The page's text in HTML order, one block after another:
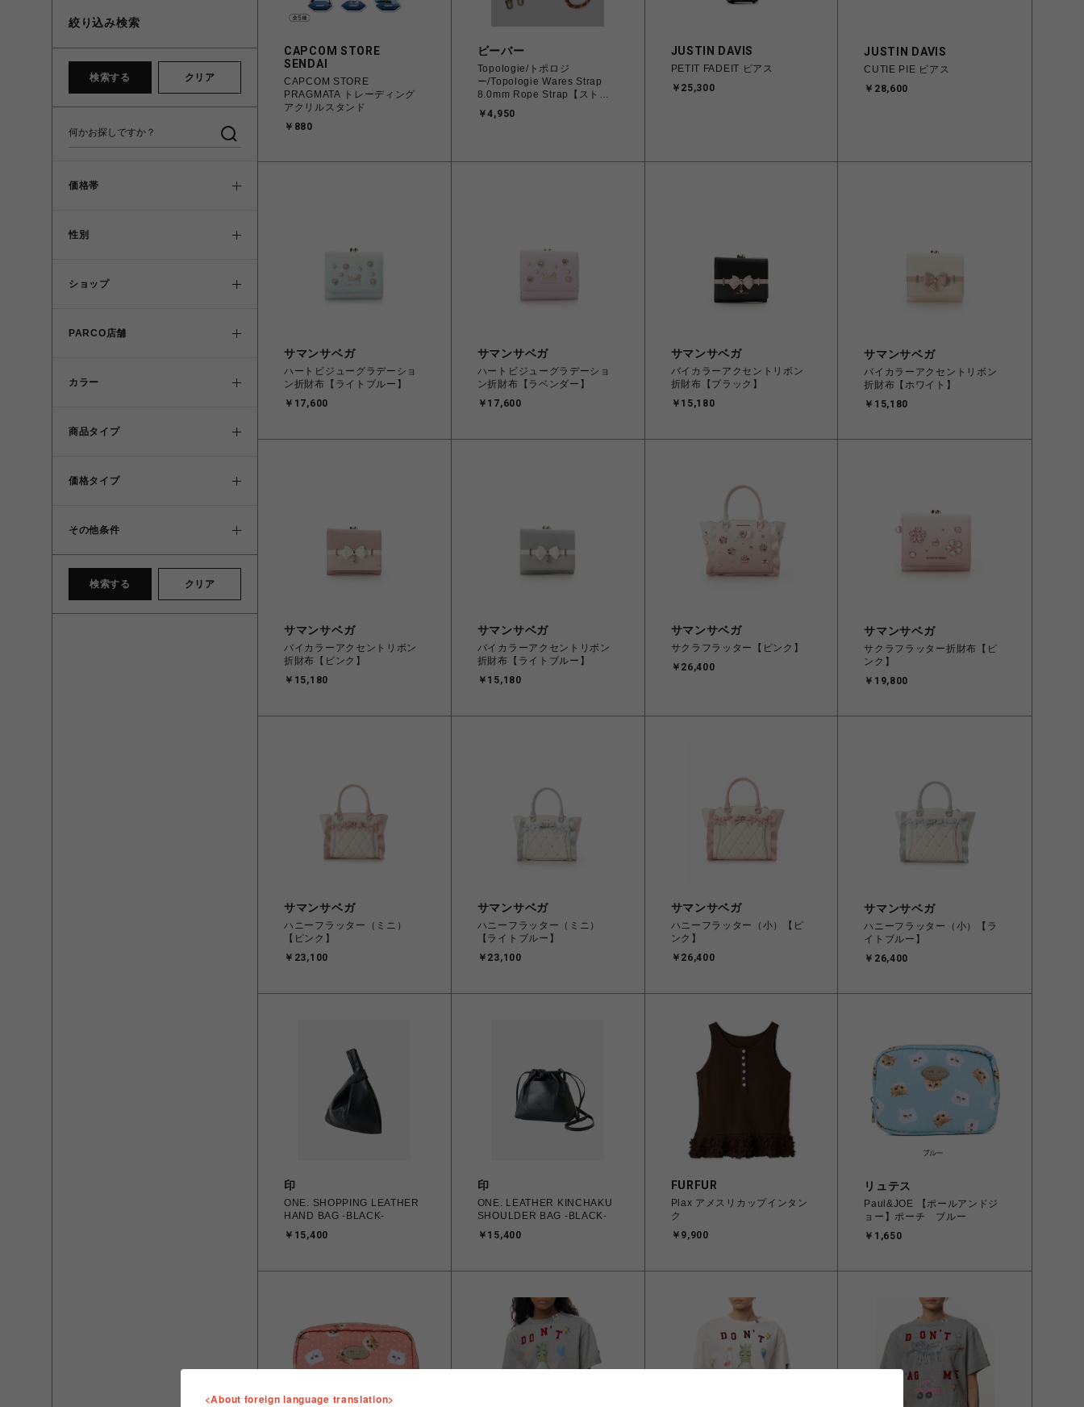
絞り込み検索
検索する クリア
価格帯
性別
ショップ
PARCO店舗
カラー
商品タイプ
価格タイプ
その他条件
検索する クリア
CAPCOM STORE
SENDAI
CAPCOM STORE
PRAGMATA トレーディング
アクリルスタンド
￥880
ビーバー
Topologie/トポロジ
ー/Topologie Wares Strap
8.0mm Rope Strap【ストラ
￥4,950
JUSTIN DAVIS
PETIT FADEIT ピアス
￥25,300
JUSTIN DAVIS
CUTIE PIE ピアス
￥28,600
サマンサベガ
ハートビジューグラデーショ
ン折財布【ライトブルー】
￥17,600
サマンサベガ
ハートビジューグラデーショ
ン折財布【ラベンダー】
￥17,600
サマンサベガ
バイカラーアクセントリボン
折財布【ブラック】
￥15,180
サマンサベガ
バイカラーアクセントリボン
折財布【ホワイト】
￥15,180
サマンサベガ
バイカラーアクセントリボン
折財布【ピンク】
￥15,180
サマンサベガ
バイカラーアクセントリボン
折財布【ライトブルー】
￥15,180
サマンサベガ
サクラフラッター【ピンク】
￥26,400
サマンサベガ
サクラフラッター折財布【ピ
ンク】
￥19,800
サマンサベガ
ハニーフラッター（ミニ）
【ピンク】
￥23,100
サマンサベガ
ハニーフラッター（ミニ）
【ライトブルー】
￥23,100
サマンサベガ
ハニーフラッター（小）【ピ
ンク】
￥26,400
サマンサベガ
ハニーフラッター（小）【ラ
イトブルー】
￥26,400
印
ONE. SHOPPING LEATHER
HAND BAG -BLACK-
￥15,400
印
ONE. LEATHER KINCHAKU
SHOULDER BAG -BLACK-
￥15,400
FURFUR
Plax アメスリカップインタン
ク
￥9,900
リュテス
Paul&JOE 【ポールアンドジ
ョー】ポーチ ブルー
￥1,650
<About foreign language translation>